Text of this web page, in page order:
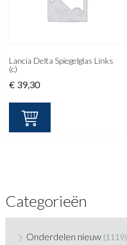
Lancia Delta Spiegelglas Links
(c)
€ 39,30
Categorieën
Onderdelen nieuw (1119)